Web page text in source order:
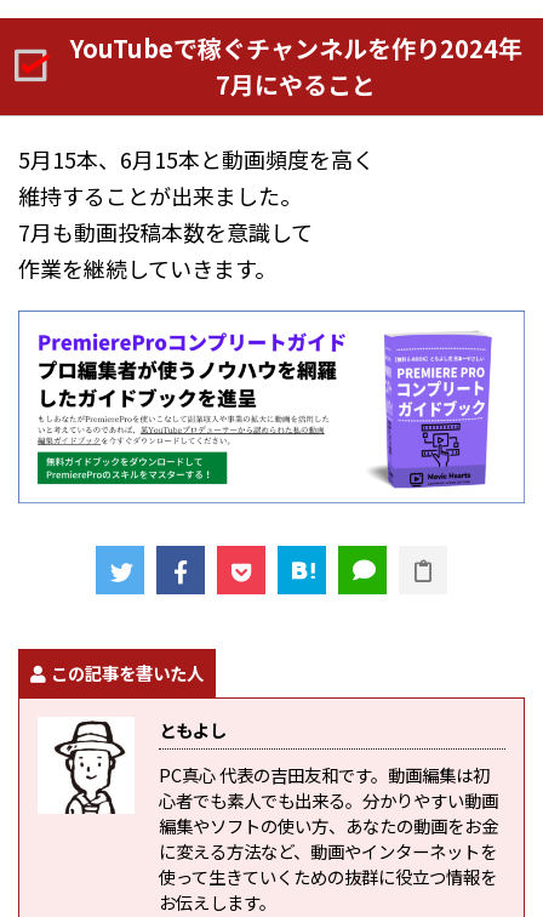
YouTubeで稼ぐチャンネルを作り2024年
7月にやること
5月15本、6月15本と動画頻度を高く
維持することが出来ました。
7月も動画投稿本数を意識して
作業を継続していきます。
この記事を書いた人
ともよし
PC真心 代表の吉田友和です。動画編集は初
心者でも素人でも出来る。分かりやすい動画
編集やソフトの使い方、あなたの動画をお金
に変える方法など、動画やインターネットを
使って生きていくための抜群に役立つ情報を
お伝えします。